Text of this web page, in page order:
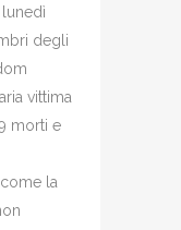
degli
vittima
morti e
la